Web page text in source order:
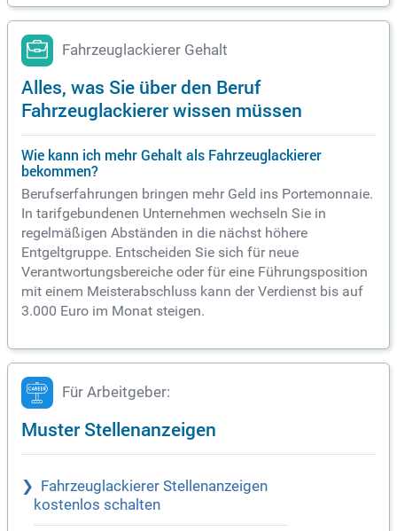
Fahrzeuglackierer Gehalt
Alles, was Sie über den Beruf
Fahrzeuglackierer wissen müssen
Wie kann ich mehr Gehalt als Fahrzeuglackierer
bekommen?
Berufserfahrungen bringen mehr Geld ins Portemonnaie.
In tarifgebundenen Unternehmen wechseln Sie in
regelmäßigen Abständen in die nächst höhere
Entgeltgruppe. Entscheiden Sie sich für neue
Verantwortungsbereiche oder für eine Führungsposition
mit einem Meisterabschluss kann der Verdienst bis auf
3.000 Euro im Monat steigen.
Für Arbeitgeber:
Muster Stellenanzeigen
Fahrzeuglackierer Stellenanzeigen
kostenlos schalten